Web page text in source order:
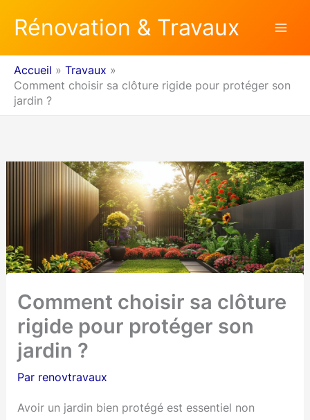
Rénovation & Travaux
Accueil
Travaux
Comment choisir sa clôture rigide pour protéger son
jardin ?
Comment choisir sa clôture
rigide pour protéger son
jardin ?
Par renovtravaux
Avoir un jardin bien protégé est essentiel non